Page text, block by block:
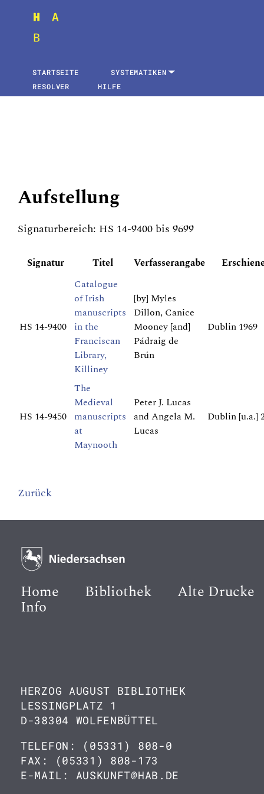
STARTSEITE
SYSTEMATIKEN
RESOLVER
HILFE
Aufstellung
Signaturbereich: HS 14-9400 bis 9699
Signatur Titel Verfasserangabe
HS 14-9400
Catalogue
of Irish
manuscripts
in the
Franciscan
Library,
Killiney
[by] Myles
Dillon, Canice
Mooney [and]
Pádraig de
Brún
Dublin 1969
HS 14-9450
The
Medieval
manuscripts
at
Maynooth
Peter J. Lucas
and Angela M.
Lucas
Dublin [u.a.]
Zurück
Home Bibliothek Alte Drucke
Info
HERZOG AUGUST BIBLIOTHEK
LESSINGPLATZ 1
D-38304 WOLFENBÜTTEL
TELEFON: (05331) 808-0
FAX: (05331) 808-173
E-MAIL: AUSKUNFT@HAB.DE